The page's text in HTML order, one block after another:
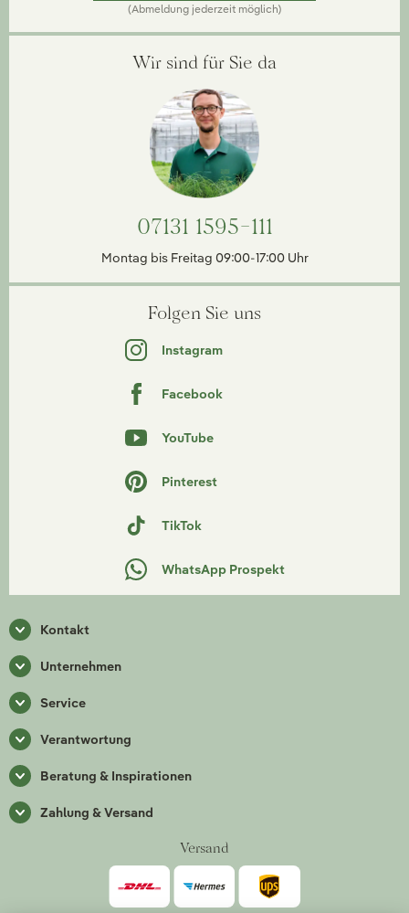
(Abmeldung jederzeit möglich)
Wir sind für Sie da
07131 1595-111
Montag bis Freitag 09:00-17:00 Uhr
Folgen Sie uns
Instagram
Facebook
YouTube
Pinterest
TikTok
WhatsApp Prospekt
Kontakt
Unternehmen
Service
Verantwortung
Beratung & Inspirationen
Zahlung & Versand
Versand